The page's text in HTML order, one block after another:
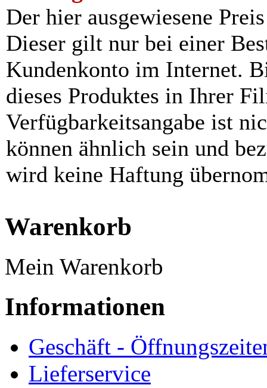
Der hier ausgewiesene
Dieser gilt nur bei einer
Kundenkonto im Internet.
dieses Produktes in Ihrer
Verfügbarkeitsangabe ist
können ähnlich sein und
wird keine Haftung
Warenkorb
Mein Warenkorb
Informationen
Geschäft -
Lieferservice